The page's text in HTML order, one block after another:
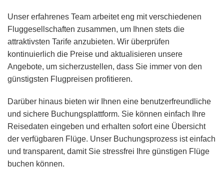
Unser erfahrenes Team arbeitet eng mit verschiedenen
Fluggesellschaften zusammen, um Ihnen stets die
attraktivsten Tarife anzubieten. Wir überprüfen
kontinuierlich die Preise und aktualisieren unsere
Angebote, um sicherzustellen, dass Sie immer von den
günstigsten Flugpreisen profitieren.
Darüber hinaus bieten wir Ihnen eine benutzerfreundliche
und sichere Buchungsplattform. Sie können einfach Ihre
Reisedaten eingeben und erhalten sofort eine Übersicht
der verfügbaren Flüge. Unser Buchungsprozess ist einfach
und transparent, damit Sie stressfrei Ihre günstigen Flüge
buchen können.